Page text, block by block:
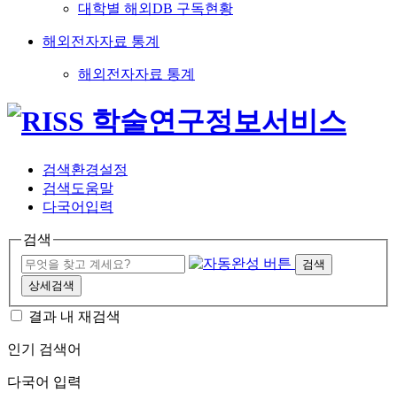
대학별 해외DB 구독현황
해외전자자료 통계
해외전자자료 통계
검색환경설정
검색도움말
다국어입력
검색
검색
상세검색
결과 내 재검색
인기 검색어
다국어 입력